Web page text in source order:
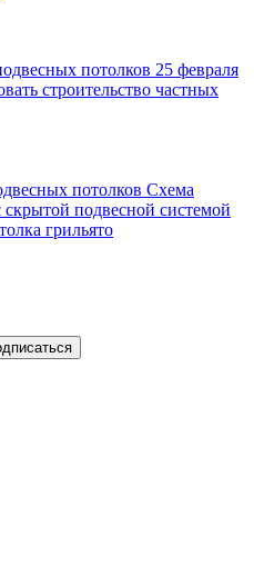
потолков 25 февраля
строительство частных
потолков Схема
подвесной системой
грильято